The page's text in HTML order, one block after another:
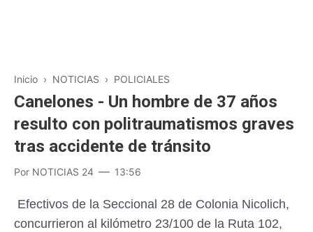
Inicio › NOTICIAS › POLICIALES
Canelones - Un hombre de 37 años
resulto con politraumatismos graves
tras accidente de tránsito
Por NOTICIAS 24 13:56
Efectivos de la Seccional 28 de Colonia Nicolich,
concurrieron al kilómetro 23/100 de la Ruta 102,